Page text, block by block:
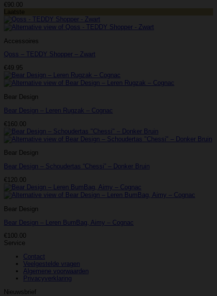
€90.00
Laatste
Accessoires
Qoss – TEDDY Shopper – Zwart
€49.95
Bear Design
Bear Design – Leren Rugzak – Cognac
€160.00
Bear Design
Bear Design – Schoudertas “Chessi” – Donker Bruin
€120.00
Bear Design
Bear Design – Leren BumBag, Aimy – Cognac
€100.00
Service
Contact
Veelgestelde vragen
Algemene voorwaarden
Privacyverklaring
Nieuwsbrief